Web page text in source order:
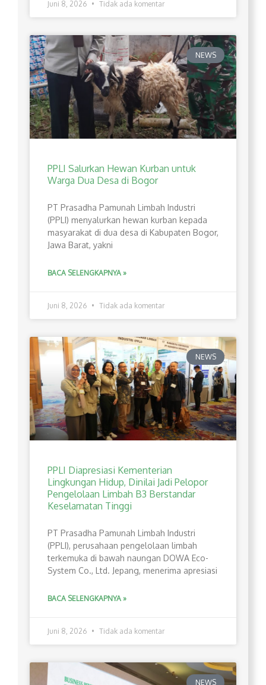
Juni 8, 2026 Tidak ada komentar
NEWS
PPLI Salurkan Hewan Kurban untuk
Warga Dua Desa di Bogor
PT Prasadha Pamunah Limbah Industri
(PPLI) menyalurkan hewan kurban kepada
masyarakat di dua desa di Kabupaten Bogor,
Jawa Barat, yakni
BACA SELENGKAPNYA »
Juni 8, 2026 Tidak ada komentar
NEWS
PPLI Diapresiasi Kementerian
Lingkungan Hidup, Dinilai Jadi Pelopor
Pengelolaan Limbah B3 Berstandar
Keselamatan Tinggi
PT Prasadha Pamunah Limbah Industri
(PPLI), perusahaan pengelolaan limbah
terkemuka di bawah naungan DOWA Eco-
System Co., Ltd. Jepang, menerima apresiasi
BACA SELENGKAPNYA »
Juni 8, 2026 Tidak ada komentar
NEWS